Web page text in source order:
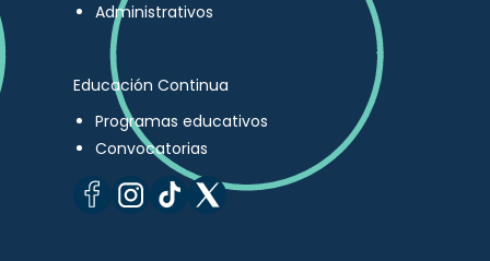
Administrativos
Educación Continua
Programas educativos
Convocatorias